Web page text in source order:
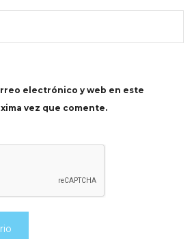
electrónico y web en este
vez que comente.